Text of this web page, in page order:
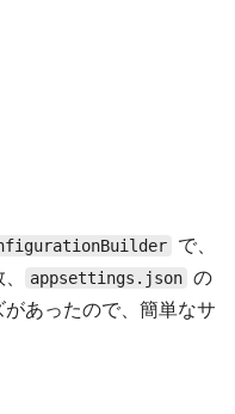
で、
appsettings.json の
あったので、簡単なサ